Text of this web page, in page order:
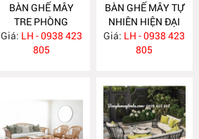
BÀN GHẾ MÂY
TRE PHÒNG
KHÁCH MA764
Giá: LH - 0938 423
805
BÀN GHẾ MÂY TỰ
NHIÊN HIỆN ĐẠI
MA763
Giá: LH - 0938 423
805